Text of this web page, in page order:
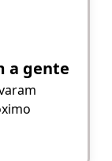
a gente